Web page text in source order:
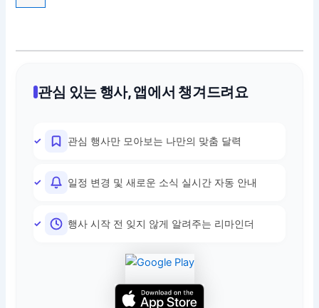
관심 있는 행사, 앱에서 챙겨드려요
관심 행사만 모아보는 나만의 맞춤 달력
일정 변경 및 새로운 소식 실시간 자동 안내
행사 시작 전 잊지 않게 알려주는 리마인더